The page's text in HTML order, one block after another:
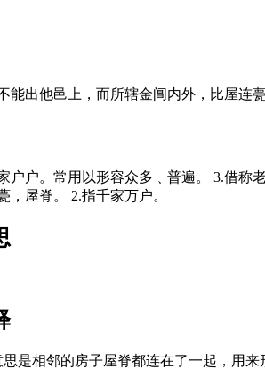
能出他邑上，而所辖金阊内外，比屋连
户户。常用以形容众多﹑普遍。 3.借称老
，屋脊。 2.指千家万户。
是相邻的房子屋脊都连在了一起，用来